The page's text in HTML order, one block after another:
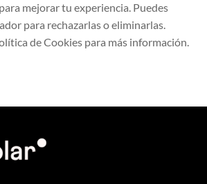
mejorar tu experiencia. Puedes
para rechazarlas o eliminarlas.
de Cookies para más información.